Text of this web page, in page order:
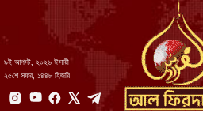
৯ই আগস্ট, ২০২৬ ঈসায়ী
২৫শে সফর, ১৪৪৮ হিজরি